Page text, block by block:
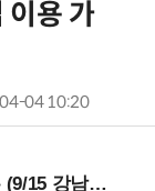
용 가
04 10:20
15 강남역)